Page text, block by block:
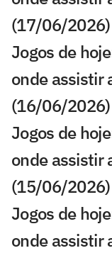
(17/06/2026)
Jogos de
onde assistir
(16/06/2026)
Jogos de
onde assistir
(15/06/2026)
Jogos de
onde assistir